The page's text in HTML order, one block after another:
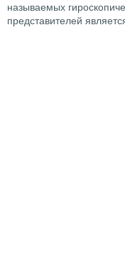
называемых
представителей